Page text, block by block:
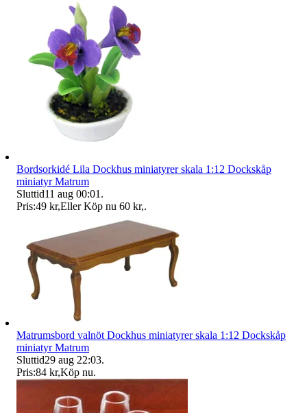
Bordsorkidé Lila Dockhus miniatyrer skala 1:12 Dockskåp
miniatyr Matrum
Sluttid11 aug 00:01 .
Pris:49 kr,Eller Köp nu 60 kr,.
Matrumsbord valnöt Dockhus miniatyrer skala 1:12 Dockskåp
miniatyr Matrum
Sluttid29 aug 22:03.
Pris:84 kr,Köp nu.